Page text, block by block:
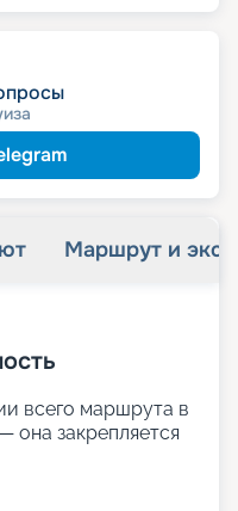
Маршрут и
всего маршрута в
она закрепляется